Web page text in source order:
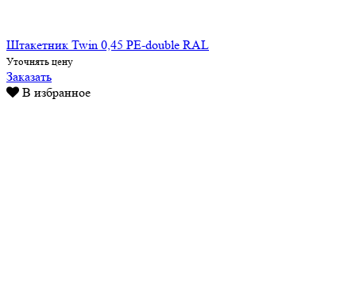
Штакетник Twin 0,45 PE-double RAL
Уточнять цену
Заказать
В избранное